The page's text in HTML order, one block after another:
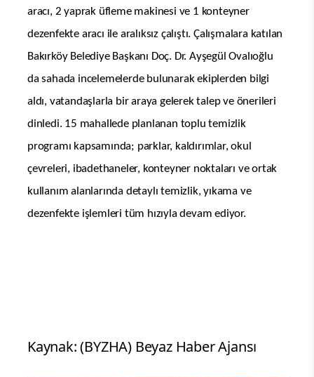
aracı, 2 yaprak üfleme makinesi ve 1 konteyner
dezenfekte aracı ile aralıksız çalıştı. Çalışmalara katılan
Bakırköy Belediye Başkanı Doç. Dr. Ayşegül Ovalıoğlu
da sahada incelemelerde bulunarak ekiplerden bilgi
aldı, vatandaşlarla bir araya gelerek talep ve önerileri
dinledi. 15 mahallede planlanan toplu temizlik
programı kapsamında; parklar, kaldırımlar, okul
çevreleri, ibadethaneler, konteyner noktaları ve ortak
kullanım alanlarında detaylı temizlik, yıkama ve
dezenfekte işlemleri tüm hızıyla devam ediyor.
Kaynak: (BYZHA) Beyaz Haber Ajansı